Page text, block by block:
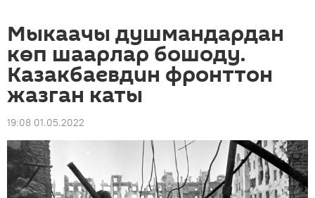
Мыкаачы душмандардан
көп шаарлар бошоду.
Казакбаевдин фронттон
жазган каты
19:08 01.05.2022